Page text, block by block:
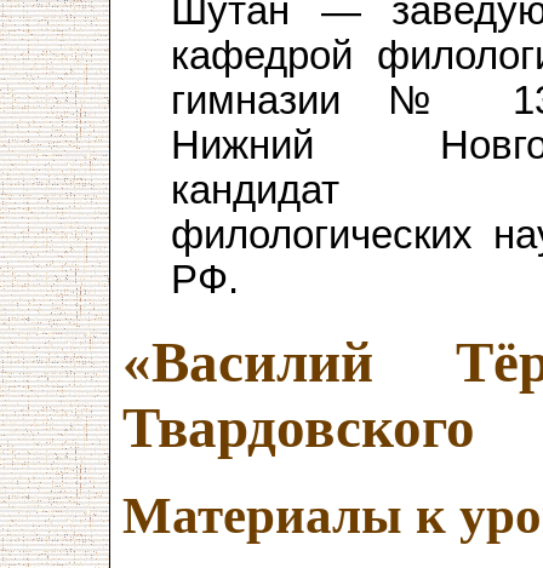
Шутан —
кафедрой
гимназии №
Нижний
кандидат
филологических
РФ.
«Василий
Твардовского
Материалы к